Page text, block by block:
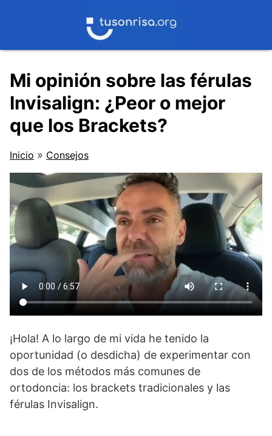
Mi opinión sobre las férulas
Invisalign: ¿Peor o mejor
que los Brackets?
Inicio » Consejos
¡Hola! A lo largo de mi vida he tenido la
oportunidad (o desdicha) de experimentar con
dos de los métodos más comunes de
ortodoncia: los brackets tradicionales y las
férulas Invisalign.